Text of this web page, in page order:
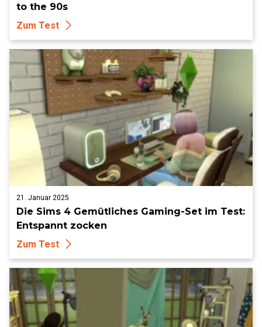
to the 90s
Zum Test
21. Januar 2025
Die Sims 4 Gemütliches Gaming-Set im Test:
Entspannt zocken
Zum Test